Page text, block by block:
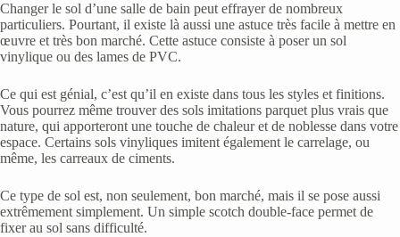
Changer le sol d’une salle de bain peut effrayer de nombreux
particuliers. Pourtant, il existe là aussi une astuce très facile à mettre en
œuvre et très bon marché. Cette astuce consiste à poser un sol
vinylique ou des lames de PVC.
Ce qui est génial, c’est qu’il en existe dans tous les styles et finitions.
Vous pourrez même trouver des sols imitations parquet plus vrais que
nature, qui apporteront une touche de chaleur et de noblesse dans votre
espace. Certains sols vinyliques imitent également le carrelage, ou
même, les carreaux de ciments.
Ce type de sol est, non seulement, bon marché, mais il se pose aussi
extrêmement simplement. Un simple scotch double-face permet de
fixer au sol sans difficulté.